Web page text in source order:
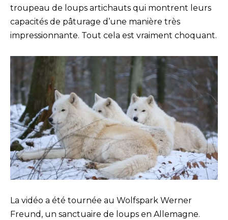
troupeau de loups artichauts qui montrent leurs
capacités de pâturage d’une manière très
impressionnante. Tout cela est vraiment choquant.
La vidéo a été tournée au Wolfspark Werner
Freund, un sanctuaire de loups en Allemagne.